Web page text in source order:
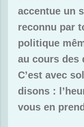
accentue un
reconnu par
politique
au cours des
C’est avec
disons :
vous en